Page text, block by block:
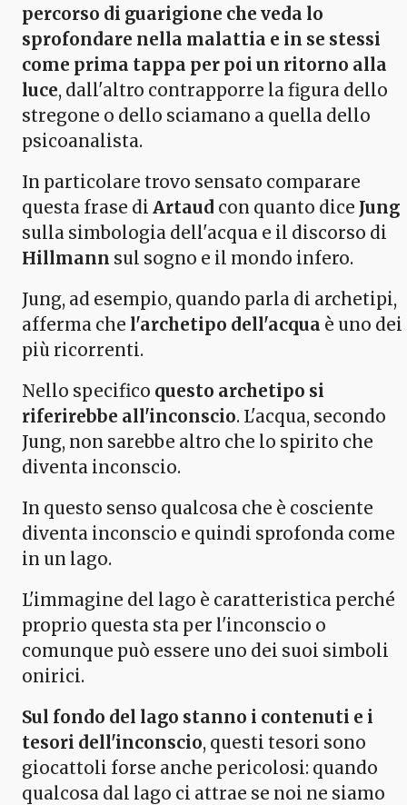
percorso di guarigione che veda lo
sprofondare nella malattia e in se stessi
come prima tappa per poi un ritorno alla
luce, dall'altro contrapporre la figura dello
stregone o dello sciamano a quella dello
psicoanalista.
In particolare trovo sensato comparare
questa frase di Artaud con quanto dice Jung
sulla simbologia dell'acqua e il discorso di
Hillmann sul sogno e il mondo infero.
Jung, ad esempio, quando parla di archetipi,
afferma che l'archetipo dell'acqua è uno dei
più ricorrenti.
Nello specifico questo archetipo si
riferirebbe all'inconscio. L'acqua, secondo
Jung, non sarebbe altro che lo spirito che
diventa inconscio.
In questo senso qualcosa che è cosciente
diventa inconscio e quindi sprofonda come
in un lago.
L'immagine del lago è caratteristica perché
proprio questa sta per l'inconscio o
comunque può essere uno dei suoi simboli
onirici.
Sul fondo del lago stanno i contenuti e i
tesori dell'inconscio, questi tesori sono
giocattoli forse anche pericolosi: quando
qualcosa dal lago ci attrae se noi ne siamo